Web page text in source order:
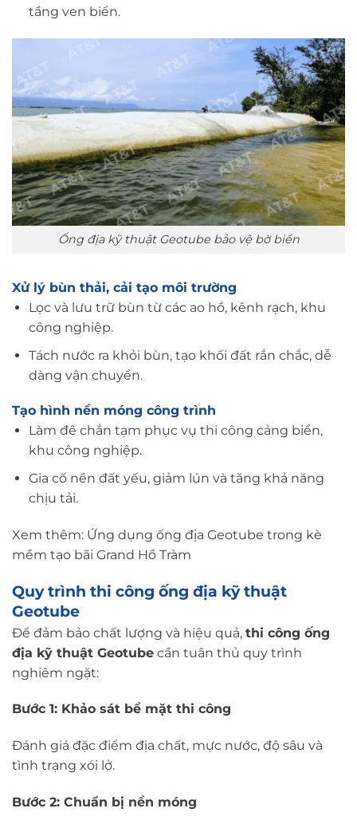
tầng ven biển.
Ống địa kỹ thuật Geotube bảo vệ bờ biển
Xử lý bùn thải, cải tạo môi trường
Lọc và lưu trữ bùn từ các ao hồ, kênh rạch, khu
công nghiệp.
Tách nước ra khỏi bùn, tạo khối đất rắn chắc, dễ
dàng vận chuyển.
Tạo hình nền móng công trình
Làm đê chắn tạm phục vụ thi công cảng biển,
khu công nghiệp.
Gia cố nền đất yếu, giảm lún và tăng khả năng
chịu tải.
Xem thêm: Ứng dụng ống địa Geotube trong kè
mềm tạo bãi Grand Hồ Tràm
Quy trình thi công ống địa kỹ thuật
Geotube
Để đảm bảo chất lượng và hiệu quả, thi công ống
địa kỹ thuật Geotube cần tuân thủ quy trình
nghiêm ngặt:
Bước 1: Khảo sát bề mặt thi công
Đánh giá đặc điểm địa chất, mực nước, độ sâu và
tình trạng xói lở.
Bước 2: Chuẩn bị nền móng